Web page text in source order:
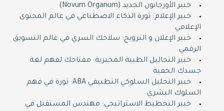
خبير الأورجانون الجديد (Novum Organum)
خبير الإعلام: ثورة الذكاء الاصطناعي في عالم المحتوى
الإعلامي
خبير الإعلان و الترويج: سلاحك السري في عالم التسويق
الرقمي
خبير التحاليل الطبية المخبرية: مفتاحك لفهم لغة
جسدك الخفية
خبير التحليل السلوكي التطبيقي ABA: ثورة في فهم
السلوك البشري
خبير التخطيط الاستراتيجي: مهندس المستقبل في